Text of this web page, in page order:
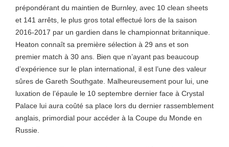
prépondérant du maintien de Burnley, avec 10 clean sheets
et 141 arrêts, le plus gros total effectué lors de la saison
2016-2017 par un gardien dans le championnat britannique.
Heaton connaît sa première sélection à 29 ans et son
premier match à 30 ans. Bien que n’ayant pas beaucoup
d’expérience sur le plan international, il est l’une des valeur
sûres de Gareth Southgate. Malheureusement pour lui, une
luxation de l’épaule le 10 septembre dernier face à Crystal
Palace lui aura coûté sa place lors du dernier rassemblement
anglais, primordial pour accéder à la Coupe du Monde en
Russie.